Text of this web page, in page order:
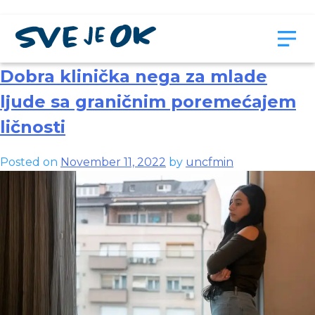
Author:uncfmin
Dobra klinička nega za mlade
ljude sa graničnim poremećajem
ličnosti
Posted on November 11, 2022 by uncfmin